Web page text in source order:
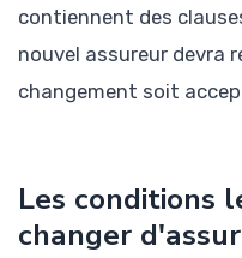
contiennent des
nouvel assureur devra
changement soit
Les conditions
changer